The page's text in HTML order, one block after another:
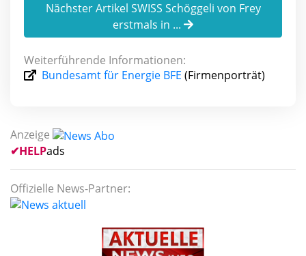
Nächster Artikel SWISS Schöggeli von Frey
erstmals in ...
Weiterführende Informationen:
Bundesamt für Energie BFE (Firmenporträt)
Anzeige
✔HELPads
Offizielle News-Partner: